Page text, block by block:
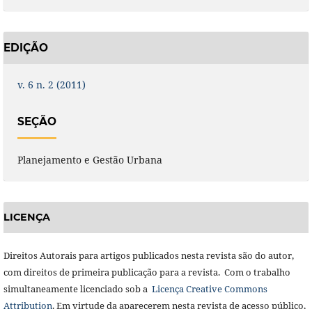
EDIÇÃO
v. 6 n. 2 (2011)
SEÇÃO
Planejamento e Gestão Urbana
LICENÇA
Direitos Autorais para artigos publicados nesta revista são do autor,
com direitos de primeira publicação para a revista. Com o trabalho
simultaneamente licenciado sob a Licença Creative Commons
Attribution. Em virtude da aparecerem nesta revista de acesso público,